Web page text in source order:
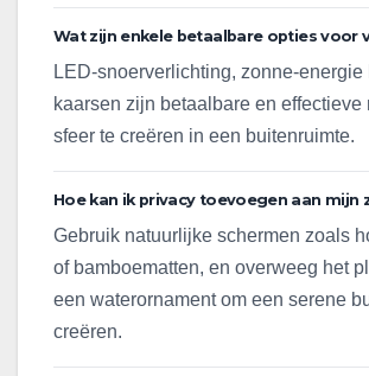
Wat zijn enkele betaalbare opties voor
LED-snoerverlichting, zonne-energie
kaarsen zijn betaalbare en effectieve
sfeer te creëren in een buitenruimte.
Hoe kan ik privacy toevoegen aan mijn
Gebruik natuurlijke schermen zoals
of bamboematten, en overweeg het
een waterornament om een serene
creëren.